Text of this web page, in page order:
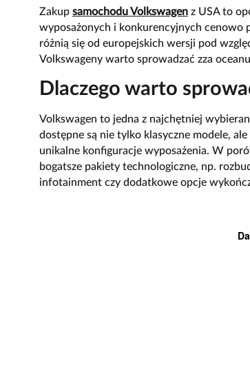
Zakup samochodu Volkswagen z USA to
wyposażonych i konkurencyjnych cenowo
różnią się od europejskich wersji pod
Volkswageny warto sprowadzać zza
Dlaczego warto
Volkswagen to jedna z najchętniej
dostępne są nie tylko klasyczne modele,
unikalne konfiguracje wyposażenia. W
bogatsze pakiety technologiczne, np.
infotainment czy dodatkowe opcje